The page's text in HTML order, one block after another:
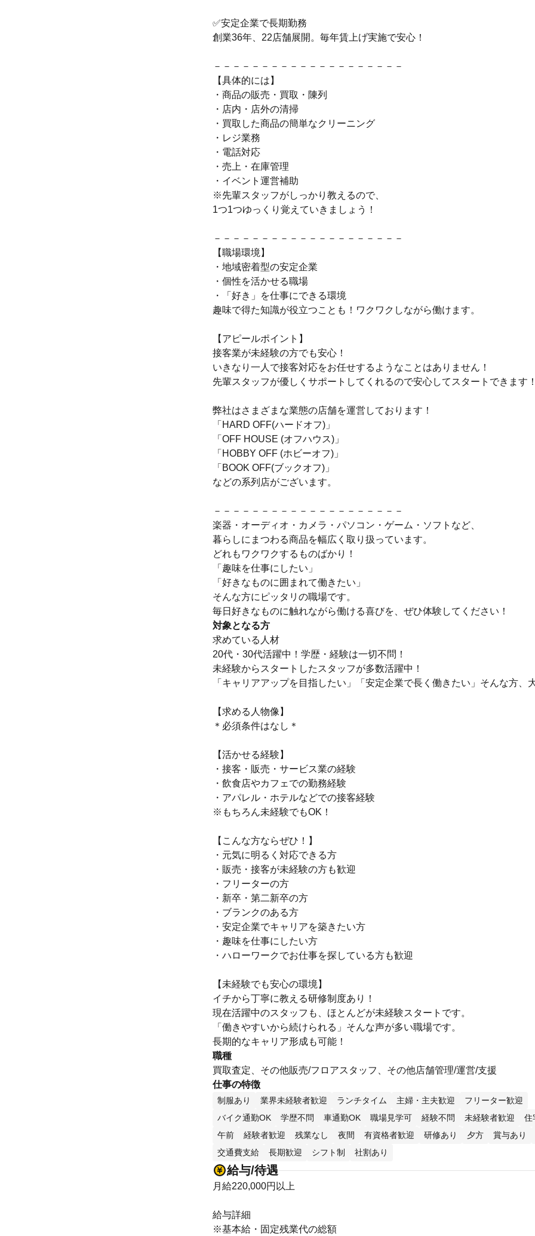
✅安定企業で長期勤務
創業36年、22店舗展開。毎年賃上げ実施で安心！
－－－－－－－－－－－－－－－－－－－－
【具体的には】
・商品の販売・買取・陳列
・店内・店外の清掃
・買取した商品の簡単なクリーニング
・レジ業務
・電話対応
・売上・在庫管理
・イベント運営補助
※先輩スタッフがしっかり教えるので、
1つ1つゆっくり覚えていきましょう！
－－－－－－－－－－－－－－－－－－－－
【職場環境】
・地域密着型の安定企業
・個性を活かせる職場
・「好き」を仕事にできる環境
趣味で得た知識が役立つことも！ワクワクしながら働けます。
【アピールポイント】
接客業が未経験の方でも安心！
いきなり一人で接客対応をお任せするようなことはありません！
先輩スタッフが優しくサポートしてくれるので安心してスタートできます！
弊社はさまざまな業態の店舗を運営しております！
「HARD OFF(ハードオフ)」
「OFF HOUSE (オフハウス)」
「HOBBY OFF (ホビーオフ)」
「BOOK OFF(ブックオフ)」
などの系列店がございます。
－－－－－－－－－－－－－－－－－－－－
楽器・オーディオ・カメラ・パソコン・ゲーム・ソフトなど、
暮らしにまつわる商品を幅広く取り扱っています。
どれもワクワクするものばかり！
「趣味を仕事にしたい」
「好きなものに囲まれて働きたい」
そんな方にピッタリの職場です。
毎日好きなものに触れながら働ける喜びを、ぜひ体験してください！
対象となる方
求めている人材
20代・30代活躍中！学歴・経験は一切不問！
未経験からスタートしたスタッフが多数活躍中！
「キャリアアップを目指したい」「安定企業で長く働きたい」そんな方、
【求める人物像】
＊必須条件はなし＊
【活かせる経験】
・接客・販売・サービス業の経験
・飲食店やカフェでの勤務経験
・アパレル・ホテルなどでの接客経験
※もちろん未経験でもOK！
【こんな方ならぜひ！】
・元気に明るく対応できる方
・販売・接客が未経験の方も歓迎
・フリーターの方
・新卒・第二新卒の方
・ブランクのある方
・安定企業でキャリアを築きたい方
・趣味を仕事にしたい方
・ハローワークでお仕事を探している方も歓迎
【未経験でも安心の環境】
イチから丁寧に教える研修制度あり！
現在活躍中のスタッフも、ほとんどが未経験スタートです。
「働きやすいから続けられる」そんな声が多い職場です。
長期的なキャリア形成も可能！
職種
買取査定、その他販売/フロアスタッフ、その他店舗管理/運営/支援
仕事の特徴
制服あり 業界未経験者歓迎 ランチタイム 主婦・主夫歓迎
フリーター歓迎
バイク通勤OK
学歴不問 車通勤OK 職場見学可 経験不問 未経験者歓迎
住
午前
経験者歓迎 残業なし 夜間 有資格者歓迎 研修あり 夕方 賞与あり
交通費支給
長期歓迎 シフト制 社割あり
給与/待遇
月給220,000円以上
給与詳細
※基本給・固定残業代の総額